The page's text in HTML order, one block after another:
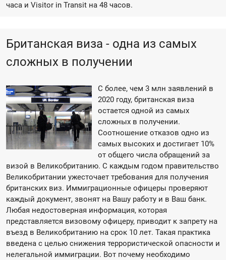
часа и Visitor in Transit на 48 часов.
Британская виза - одна из самых
сложных в получении
С более, чем 3 млн заявлений в
2020 году, британская виза
остается одной из самых
сложных в получении.
Соотношение отказов одно из
самых высоких и достигает 10%
от общего числа обращений за
визой в Великобританию. С каждым годом правительство
Великобритании ужесточает требования для получения
британских виз. Иммиграционные офицеры проверяют
каждый документ, звонят на Вашу работу и в Ваш банк.
Любая недостоверная информация, которая
представляется визовому офицеру, приводит к запрету на
въезд в Великобританию на срок 10 лет. Такая практика
введена с целью снижения террористической опасности и
нелегальной иммиграции. Вот почему необходимо